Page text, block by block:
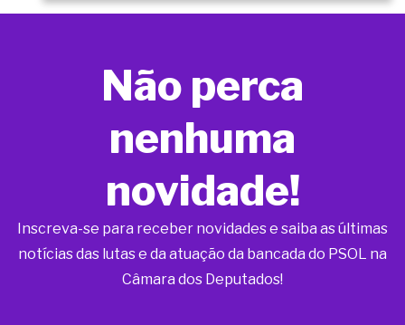
Não perca
nenhuma
novidade!
Inscreva-se para receber novidades e saiba as últimas
notícias das lutas e da atuação da bancada do PSOL na
Câmara dos Deputados!